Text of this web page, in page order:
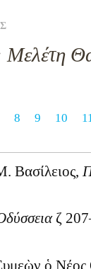
Μελέτη
8 9 10
Βασίλειος,
ζ
ὁ Νέος